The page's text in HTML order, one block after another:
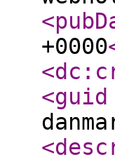
+0000
<guid